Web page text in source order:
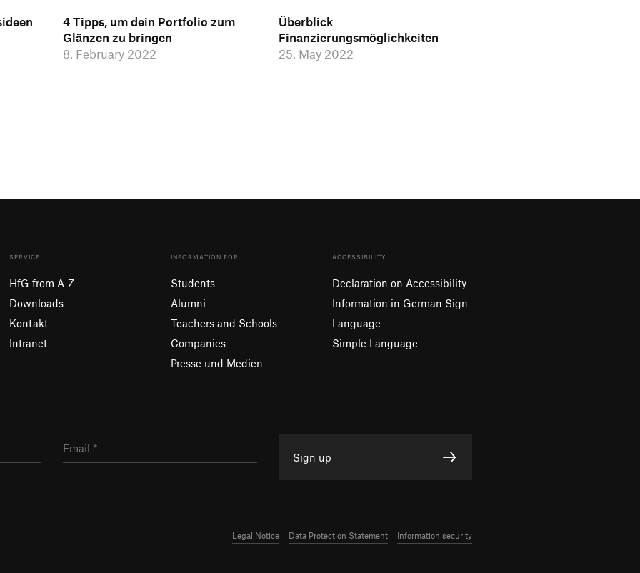
4 Tipps, um dein Portfolio zum
Glänzen zu bringen
8. February 2022
Überblick
Finanzierungsmöglichkeiten
25. May 2022
SERVICE
HfG from A-Z
Downloads
Kontakt
Intranet
INFORMATION FOR
Students
Alumni
Teachers and Schools
Companies
Presse und Medien
ACCESSIBILITY
Declaration on Accessibility
Information in German Sign
Language
Simple Language
Sign up
Legal Notice Data Protection Statement Information security